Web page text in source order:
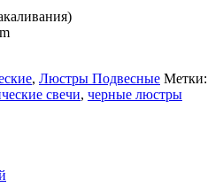
, Люстры Подвесные Метки:
свечи, черные люстры